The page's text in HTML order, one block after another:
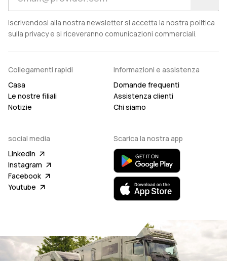
Iscrivendosi alla nostra newsletter si accetta la nostra politica
sulla privacy e si riceveranno comunicazioni commerciali.
Collegamenti rapidi
Casa
Le nostre filiali
Notizie
Informazioni e assistenza
Domande frequenti
Assistenza clienti
Chi siamo
social media
LinkedIn
Instagram
Facebook
Youtube
Scarica la nostra app